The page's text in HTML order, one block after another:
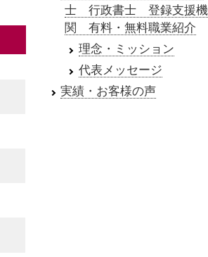
士 行政書士 登録支援機
関 有料・無料職業紹介
理念・ミッション
代表メッセージ
実績・お客様の声